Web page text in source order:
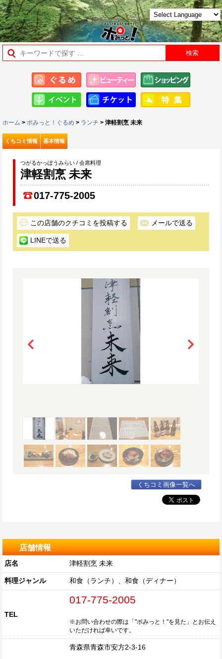
ホーム > ポみっと！ぐるめ > ランチ > 津軽割烹 未来
くちコミ情報 基本情報
つがるかっぽうみらい / 会席料理
津軽割烹 未来
017-775-2005
この店舗のクチコミを投稿する メールで送る
LINEで送る
くちコミ画像一覧へ
店舗情報
店名 津軽割烹 未来
料理ジャンル 和食（ランチ）、和食（ディナー）
TEL
017-775-2005
※お問い合わせの際は「"ポみっと！"を見た」とお伝え
いただければ幸いです。
青森県青森市安方2-3-16